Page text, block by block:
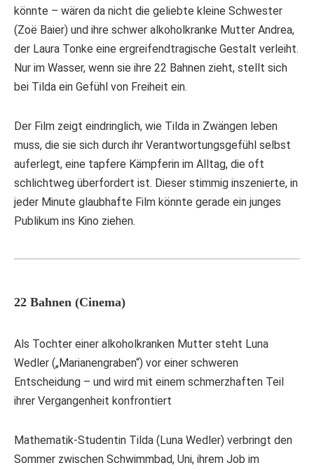
könnte – wären da nicht die geliebte kleine Schwester
(Zoë Baier) und ihre schwer alkoholkranke Mutter Andrea,
der Laura Tonke eine ergreifendtragische Gestalt verleiht.
Nur im Wasser, wenn sie ihre 22 Bahnen zieht, stellt sich
bei Tilda ein Gefühl von Freiheit ein.
Der Film zeigt eindringlich, wie Tilda in Zwängen leben
muss, die sie sich durch ihr Verantwortungsgefühl selbst
auferlegt, eine tapfere Kämpferin im Alltag, die oft
schlichtweg überfordert ist. Dieser stimmig inszenierte, in
jeder Minute glaubhafte Film könnte gerade ein junges
Publikum ins Kino ziehen.
22 Bahnen (Cinema)
Als Tochter einer alkoholkranken Mutter steht Luna
Wedler („Marianengraben“) vor einer schweren
Entscheidung – und wird mit einem schmerzhaften Teil
ihrer Vergangenheit konfrontiert
Mathematik-Studentin Tilda (Luna Wedler) verbringt den
Sommer zwischen Schwimmbad, Uni, ihrem Job im